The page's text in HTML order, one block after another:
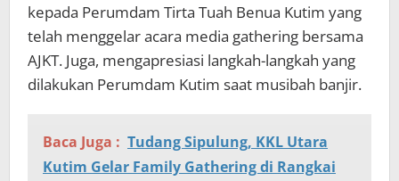
kepada Perumdam Tirta Tuah Benua Kutim yang
telah menggelar acara media gathering bersama
AJKT. Juga, mengapresiasi langkah-langkah yang
dilakukan Perumdam Kutim saat musibah banjir.
Baca Juga : Tudang Sipulung, KKL Utara
Kutim Gelar Family Gathering di Rangkai